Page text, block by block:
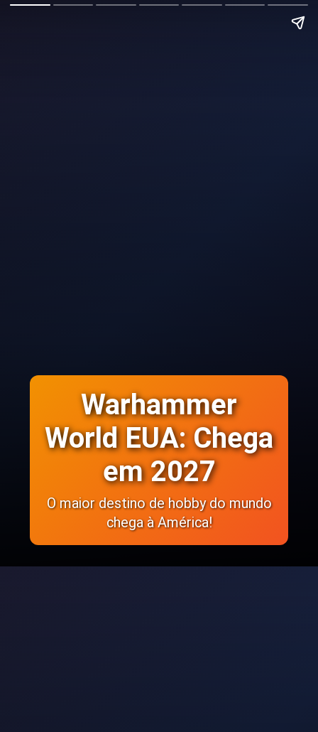
Warhammer
World EUA: Chega
em 2027
O maior destino de hobby do mundo
chega à América!